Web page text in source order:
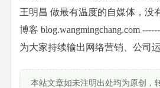
王明昌 做最有温度的自媒体，没
博客 blog.wangmingchang.com
为大家持续输出网络营销、公司
本站文章如未注明出处均为原创，